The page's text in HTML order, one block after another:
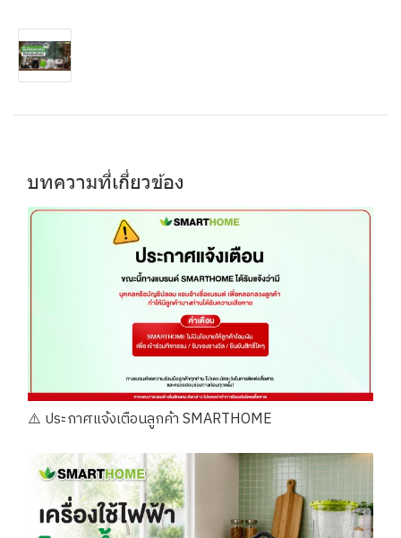
บทความที่เกี่ยวข้อง
⚠️ ประกาศแจ้งเตือนลูกค้า SMARTHOME